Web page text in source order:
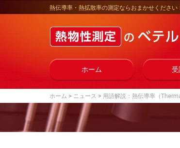
熱伝導率・熱拡散率の測定ならおまかせください
ホーム 受
ホーム ニュース 用語解説：熱伝導率（